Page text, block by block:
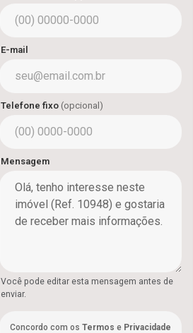
E-mail
Telefone fixo (opcional)
Mensagem
Você pode editar esta mensagem antes de
enviar.
Concordo com os Termos e Privacidade